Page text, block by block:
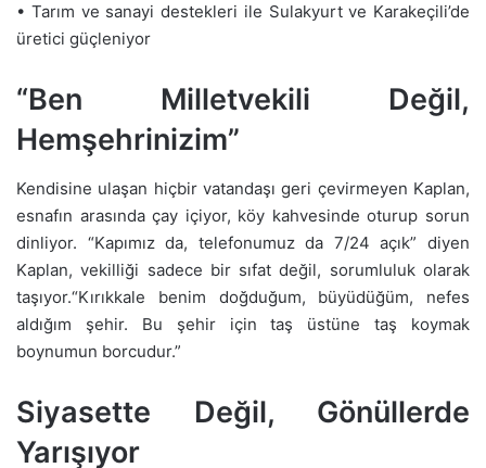
• Tarım ve sanayi destekleri ile Sulakyurt ve Karakeçili’de
üretici güçleniyor
“Ben Milletvekili Değil,
Hemşehrinizim”
Kendisine ulaşan hiçbir vatandaşı geri çevirmeyen Kaplan,
esnafın arasında çay içiyor, köy kahvesinde oturup sorun
dinliyor. “Kapımız da, telefonumuz da 7/24 açık” diyen
Kaplan, vekilliği sadece bir sıfat değil, sorumluluk olarak
taşıyor.“Kırıkkale benim doğduğum, büyüdüğüm, nefes
aldığım şehir. Bu şehir için taş üstüne taş koymak
boynumun borcudur.”
Siyasette Değil, Gönüllerde
Yarışıyor